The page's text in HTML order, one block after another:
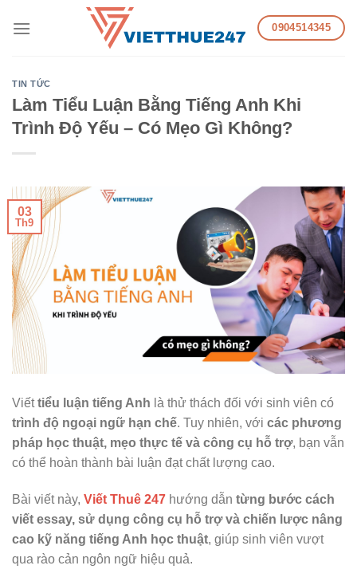
0904514345
TIN TỨC
Làm Tiểu Luận Bằng Tiếng Anh Khi
Trình Độ Yếu – Có Mẹo Gì Không?
03
Th9
Viếttiểu luận tiếng Anh là thử thách đối với sinh viên có
trình độ ngoại ngữ hạn chế. Tuy nhiên, với các phương
pháp học thuật, mẹo thực tế và công cụ hỗ trợ, bạn vẫn
có thể hoàn thành bài luận đạt chất lượng cao.
Bài viết này, Viết Thuê 247 hướng dẫn từng bước cách
viết essay, sử dụng công cụ hỗ trợ và chiến lược nâng
cao kỹ năng tiếng Anh học thuật, giúp sinh viên vượt
qua rào cản ngôn ngữ hiệu quả.